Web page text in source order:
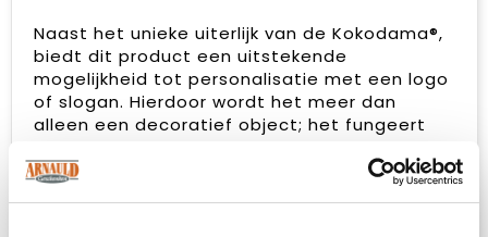
Naast het unieke uiterlijk van de Kokodama®,
biedt dit product een uitstekende
mogelijkheid tot personalisatie met een logo
of slogan. Hierdoor wordt het meer dan
alleen een decoratief object; het fungeert
merk te promoten, of om simpelweg een
boodschap over te brengen. Op deze manier